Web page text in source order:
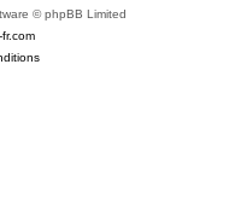
© phpBB Limited